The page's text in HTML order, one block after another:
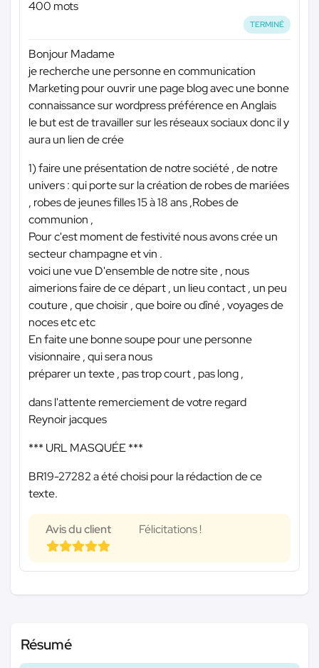
400 mots
TERMINÉ
Bonjour Madame
je recherche une personne en communication
Marketing pour ouvrir une page blog avec une bonne
connaissance sur wordpress préférence en Anglais
le but est de travailler sur les réseaux sociaux donc il y
aura un lien de crée
1) faire une présentation de notre société , de notre
univers : qui porte sur la création de robes de mariées
, robes de jeunes filles 15 à 18 ans ,Robes de
communion ,
Pour c'est moment de festivité nous avons crée un
secteur champagne et vin .
voici une vue D'ensemble de notre site , nous
aimerions faire de ce départ , un lieu contact , un peu
couture , que choisir , que boire ou dîné , voyages de
noces etc etc
En faite une bonne soupe pour une personne
visionnaire , qui sera nous
préparer un texte , pas trop court , pas long ,
dans l'attente remerciement de votre regard
Reynoir jacques
*** URL MASQUÉE ***
BR19-27282 a été choisi pour la rédaction de ce
texte.
Avis du client Félicitations !
Résumé